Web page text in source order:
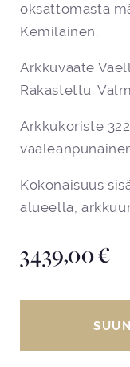
oksattomasta
Kemiläinen.
Arkkuvaate
Rakastettu.
Arkkukoriste
Kokonaisuus
alueella,
3439,00€